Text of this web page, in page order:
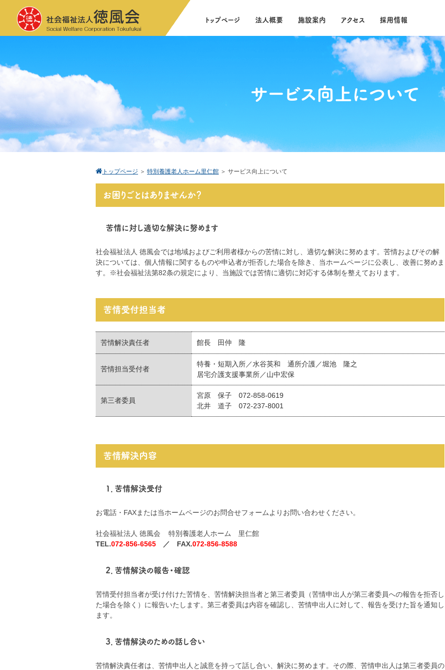
トップページ 法人概要 施設案内 アクセス 採用情報
サービス向上について
トップページ ＞ 特別養護老人ホーム里仁館 ＞ サービス向上について
お困りごとはありませんか？
苦情に対し適切な解決に努めます
社会福祉法人 徳風会では地域およびご利用者様からの苦情に対し、適切な解決に努めます。苦情およびその解
決については、個人情報に関するものや申込者が拒否した場合を除き、当ホームページに公表し、改善に努めま
す。※社会福祉法第82条の規定により、当施設では苦情に適切に対応する体制を整えております。
苦情受付担当者
苦情解決責任者 館長 田仲 隆
苦情担当受付者
特養・短期入所／水谷英和 通所介護／堀池 隆之
居宅介護支援事業所／山中宏保
第三者委員
宮原 保子 072-858-0619
北井 道子 072-237-8001
苦情解決内容
1．苦情解決受付
お電話・FAXまたは当ホームページのお問合せフォームよりお問い合わせください。
社会福祉法人 徳風会 特別養護老人ホーム 里仁館
TEL.072-856-6565 ／ FAX.072-856-8588
2．苦情解決の報告・確認
苦情受付担当者が受け付けた苦情を、苦情解決担当者と第三者委員（苦情申出人が第三者委員への報告を拒否し
た場合を除く）に報告いたします。第三者委員は内容を確認し、苦情申出人に対して、報告を受けた旨を通知し
ます。
3．苦情解決のための話し合い
苦情解決責任者は、苦情申出人と誠意を持って話し合い、解決に努めます。その際、苦情申出人は第三者委員の